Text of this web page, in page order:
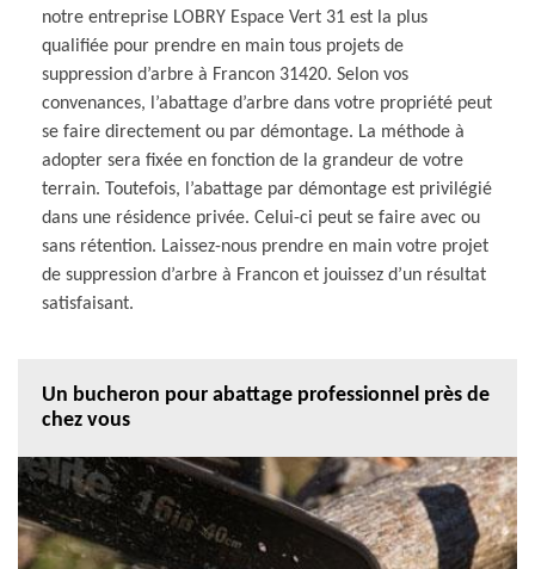
notre entreprise LOBRY Espace Vert 31 est la plus
qualifiée pour prendre en main tous projets de
suppression d’arbre à Francon 31420. Selon vos
convenances, l’abattage d’arbre dans votre propriété peut
se faire directement ou par démontage. La méthode à
adopter sera fixée en fonction de la grandeur de votre
terrain. Toutefois, l’abattage par démontage est privilégié
dans une résidence privée. Celui-ci peut se faire avec ou
sans rétention. Laissez-nous prendre en main votre projet
de suppression d’arbre à Francon et jouissez d’un résultat
satisfaisant.
Un bucheron pour abattage professionnel près de
chez vous